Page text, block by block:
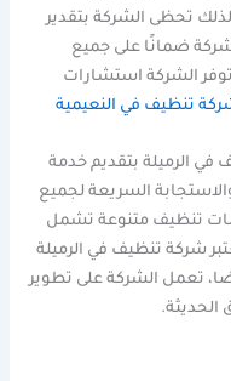
لذلك تحظى الشركة بتقدير
ضمانًا على جميع
توفر الشركة استشارات
تنظيف في النعيمية
الرميلة بتقديم خدمة
السريعة لجميع
تنظيف متنوعة تشمل
شركة تنظيف في الرميلة
تعمل الشركة على تطوير
الحديثة.